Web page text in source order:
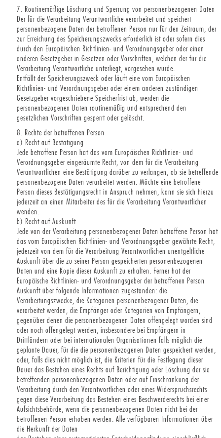
7. Routinemäßige Löschung und Sperrung von personenbezogenen Daten
Der für die Verarbeitung Verantwortliche verarbeitet und speichert
personenbezogene Daten der betroffenen Person nur für den Zeitraum, der
zur Erreichung des Speicherungszwecks erforderlich ist oder sofern dies
durch den Europäischen Richtlinien- und Verordnungsgeber oder einen
anderen Gesetzgeber in Gesetzen oder Vorschriften, welchen der für die
Verarbeitung Verantwortliche unterliegt, vorgesehen wurde.
Entfällt der Speicherungszweck oder läuft eine vom Europäischen
Richtlinien- und Verordnungsgeber oder einem anderen zuständigen
Gesetzgeber vorgeschriebene Speicherfrist ab, werden die
personenbezogenen Daten routinemäßig und entsprechend den
gesetzlichen Vorschriften gesperrt oder gelöscht.
8. Rechte der betroffenen Person
a) Recht auf Bestätigung
Jede betroffene Person hat das vom Europäischen Richtlinien- und
Verordnungsgeber eingeräumte Recht, von dem für die Verarbeitung
Verantwortlichen eine Bestätigung darüber zu verlangen, ob sie betreffende
personenbezogene Daten verarbeitet werden. Möchte eine betroffene
Person dieses Bestätigungsrecht in Anspruch nehmen, kann sie sich hierzu
jederzeit an einen Mitarbeiter des für die Verarbeitung Verantwortlichen
wenden.
b) Recht auf Auskunft
Jede von der Verarbeitung personenbezogener Daten betroffene Person hat
das vom Europäischen Richtlinien- und Verordnungsgeber gewährte Recht,
jederzeit von dem für die Verarbeitung Verantwortlichen unentgeltliche
Auskunft über die zu seiner Person gespeicherten personenbezogenen
Daten und eine Kopie dieser Auskunft zu erhalten. Ferner hat der
Europäische Richtlinien- und Verordnungsgeber der betroffenen Person
Auskunft über folgende Informationen zugestanden: die
Verarbeitungszwecke, die Kategorien personenbezogener Daten, die
verarbeitet werden, die Empfänger oder Kategorien von Empfängern,
gegenüber denen die personenbezogenen Daten offengelegt worden sind
oder noch offengelegt werden, insbesondere bei Empfängern in
Drittländern oder bei internationalen Organisationen falls möglich die
geplante Dauer, für die die personenbezogenen Daten gespeichert werden,
oder, falls dies nicht möglich ist, die Kriterien für die Festlegung dieser
Dauer das Bestehen eines Rechts auf Berichtigung oder Löschung der sie
betreffenden personenbezogenen Daten oder auf Einschränkung der
Verarbeitung durch den Verantwortlichen oder eines Widerspruchsrechts
gegen diese Verarbeitung das Bestehen eines Beschwerderechts bei einer
Aufsichtsbehörde, wenn die personenbezogenen Daten nicht bei der
betroffenen Person erhoben werden: Alle verfügbaren Informationen über
die Herkunft der Daten